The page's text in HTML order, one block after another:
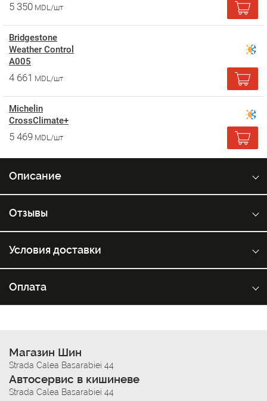
5 350 MDL/шт
Bridgestone
Weather Control
A005
4 661 MDL/шт
Michelin
CrossClimate+
5 469 MDL/шт
Описание
Отзывы
Условия доставки
Оплата
Магазин Шин
Strada Calea Basarabiei 44
Автосервис в кишиневе
Strada Calea Basarabiei 44